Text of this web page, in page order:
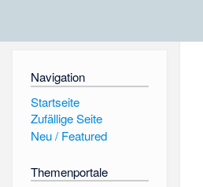
Navigation
Startseite
Zufällige Seite
Neu / Featured
Themenportale